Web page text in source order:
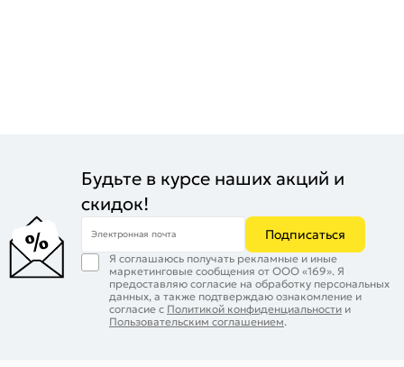
Будьте в курсе наших акций и
скидок!
Электронная почта Подписаться
Я соглашаюсь получать рекламные и иные
маркетинговые сообщения от ООО «169». Я
предоставляю согласие на обработку персональных
данных, а также подтверждаю ознакомление и
согласие с Политикой конфиденциальности и
Пользовательским соглашением.